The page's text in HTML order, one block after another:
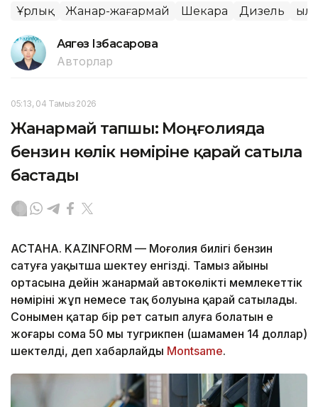
Ұрлық Жанар-жағармай Шекара Дизель
Аягөз Ізбасарова
Авторлар
05:13, 04 Тамыз 2026
Жанармай тапшы: Моңғолияда
бензин көлік нөміріне қарай сатыла
бастады
АСТАНА. KAZINFORM — Моңғолия билігі бензин
сатуға уақытша шектеу енгізді. Тамыз айының
ортасына дейін жанармай автокөліктің мемлекеттік
нөмірінің жұп немесе тақ болуына қарай сатылады.
Сонымен қатар бір рет сатып алуға болатын ең
жоғары сома 50 мың тугрикпен (шамамен 14 доллар)
шектелді, деп хабарлайды Montsame.